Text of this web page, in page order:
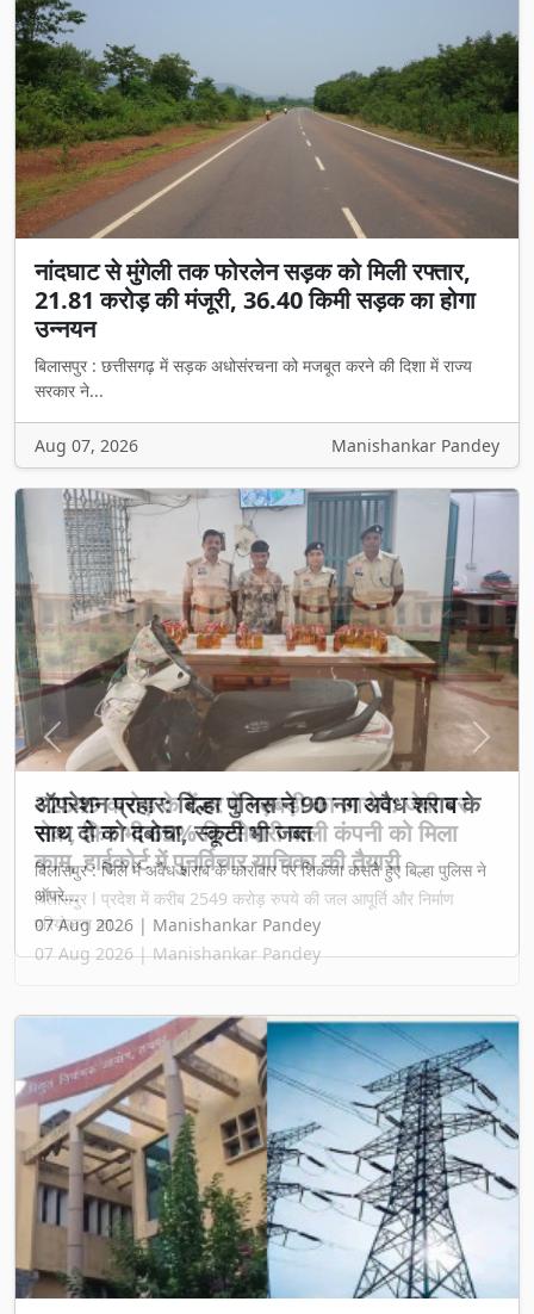
नांदघाट से मुंगेली तक फोरलेन सड़क को मिली रफ्तार,
21.81 करोड़ की मंजूरी, 36.40 किमी सड़क का होगा
उन्नयन
बिलासपुर : छत्तीसगढ़ में सड़क अधोसंरचना को मजबूत करने की दिशा में राज्य
सरकार ने...
Aug 07, 2026 Manishankar Pandey
₹2549 करोड़ के टेंडर में गड़बड़ी का आरोप: जेवी पर
रोक, फिर भी 65% हिस्सेदारी वाली कंपनी को मिला
काम, हाईकोर्ट में पुनर्विचार याचिका की तैयारी
बिलासपुर l प्रदेश में करीब 2549 करोड़ रुपये की जल आपूर्ति और निर्माण
परियोजना का...
07 Aug 2026 | Manishankar Pandey
Previous Next